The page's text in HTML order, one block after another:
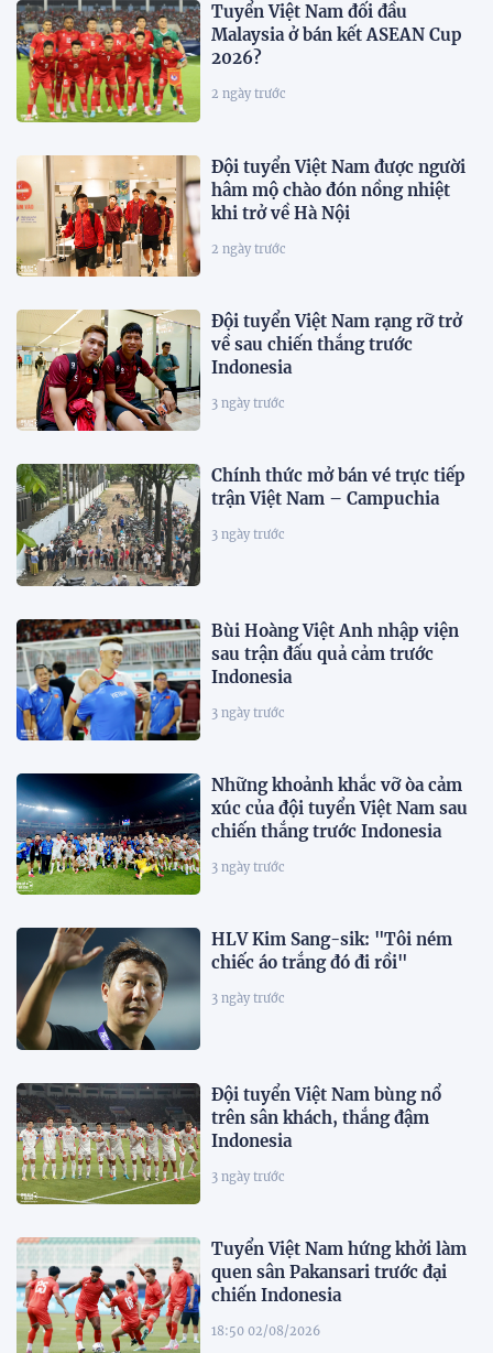
Tuyển Việt Nam đối đầu
Malaysia ở bán kết ASEAN Cup
2026?
2 ngày trước
Đội tuyển Việt Nam được người
hâm mộ chào đón nồng nhiệt
khi trở về Hà Nội
2 ngày trước
Đội tuyển Việt Nam rạng rỡ trở
về sau chiến thắng trước
Indonesia
3 ngày trước
Chính thức mở bán vé trực tiếp
trận Việt Nam – Campuchia
3 ngày trước
Bùi Hoàng Việt Anh nhập viện
sau trận đấu quả cảm trước
Indonesia
3 ngày trước
Những khoảnh khắc vỡ òa cảm
xúc của đội tuyển Việt Nam sau
chiến thắng trước Indonesia
3 ngày trước
HLV Kim Sang-sik: "Tôi ném
chiếc áo trắng đó đi rồi"
3 ngày trước
Đội tuyển Việt Nam bùng nổ
trên sân khách, thắng đậm
Indonesia
3 ngày trước
Tuyển Việt Nam hứng khởi làm
quen sân Pakansari trước đại
chiến Indonesia
18:50 02/08/2026